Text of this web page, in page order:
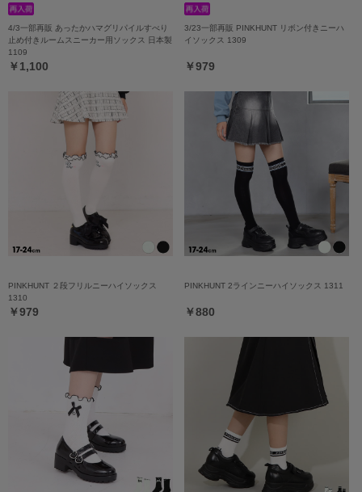
4/3一部再販 あったかハマグリパイルすべり
止め付きルームスニーカー用ソックス 日本製
1109
￥1,100
3/23一部再販 PINKHUNT リボン付きニーハ
イソックス 1309
￥979
PINKHUNT ２段フリルニーハイソックス
1310
￥979
PINKHUNT 2ラインニーハイソックス 1311
￥880